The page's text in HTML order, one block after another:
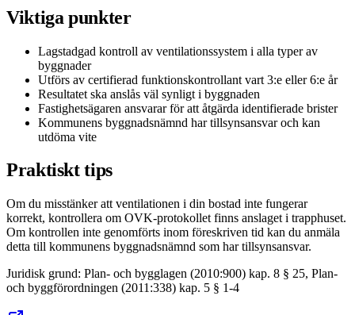
Viktiga punkter
Lagstadgad kontroll av ventilationssystem i alla typer av
byggnader
Utförs av certifierad funktionskontrollant vart 3:e eller 6:e år
Resultatet ska anslås väl synligt i byggnaden
Fastighetsägaren ansvarar för att åtgärda identifierade brister
Kommunens byggnadsnämnd har tillsynsansvar och kan
utdöma vite
Praktiskt tips
Om du misstänker att ventilationen i din bostad inte fungerar
korrekt, kontrollera om OVK-protokollet finns anslaget i trapphuset.
Om kontrollen inte genomförts inom föreskriven tid kan du anmäla
detta till kommunens byggnadsnämnd som har tillsynsansvar.
Juridisk grund: Plan- och bygglagen (2010:900) kap. 8 § 25, Plan-
och byggförordningen (2011:338) kap. 5 § 1-4